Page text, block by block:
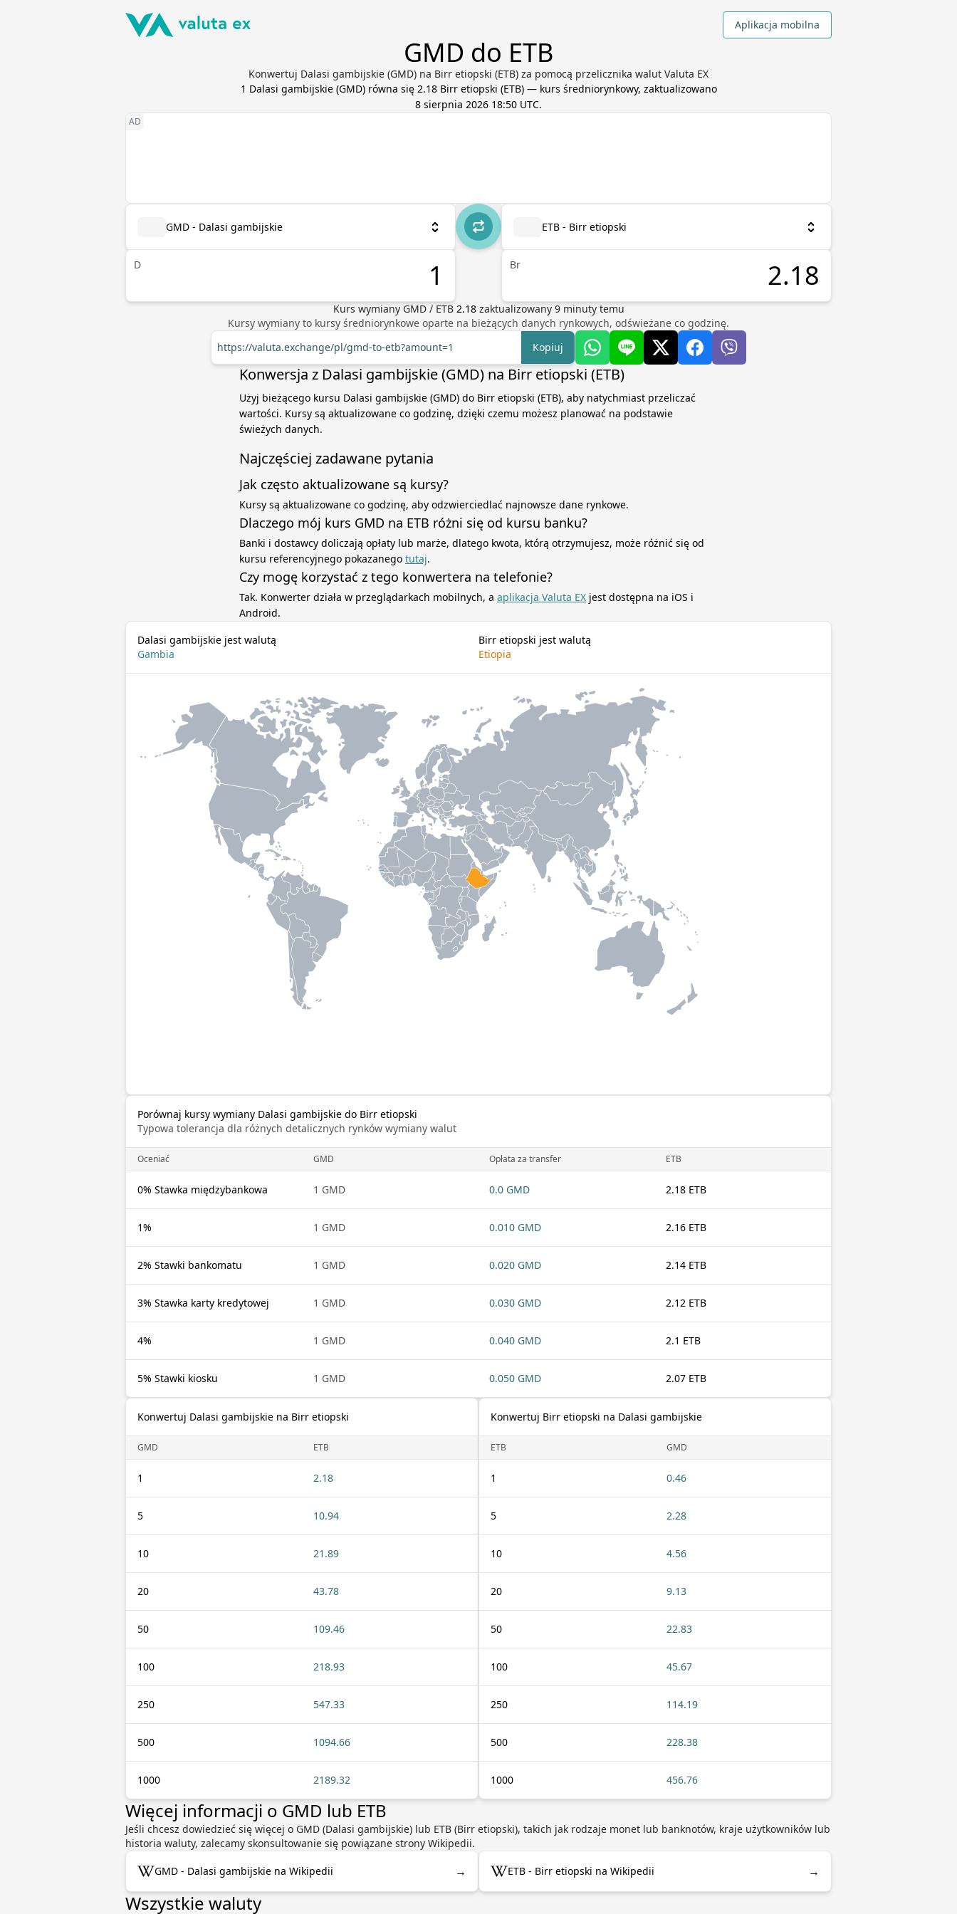
Aplikacja mobilna
GMD do ETB
Konwertuj Dalasi gambijskie (GMD) na Birr etiopski (ETB) za pomocą przelicznika walut Valuta EX
1 Dalasi gambijskie(GMD) równa się 2.18 Birr etiopski (ETB) — kurs średniorynkowy, zaktualizowano
8 sierpnia 2026 18:50 UTC.
GMD - Dalasi gambijskie
D
ETB - Birr etiopski
Br
Kurs wymiany GMD/ ETB 2.18 zaktualizowany 9minuty temu
Kursy wymiany to kursy średniorynkowe oparte na bieżących danych rynkowych, odświeżane co godzinę.
https://valuta.exchange/pl/gmd-to-etb?amount=1
Kopiuj
Konwersja z Dalasi gambijskie (GMD) na Birr etiopski (ETB)
Użyj bieżącego kursu Dalasi gambijskie (GMD) do Birr etiopski (ETB), aby natychmiast przeliczać
wartości. Kursy są aktualizowane co godzinę, dzięki czemu możesz planować na podstawie
świeżych danych.
Najczęściej zadawane pytania
Jak często aktualizowane są kursy?
Kursy są aktualizowane co godzinę, aby odzwierciedlać najnowsze dane rynkowe.
Dlaczego mój kurs GMD na ETB różni się od kursu banku?
Banki i dostawcy doliczają opłaty lub marże, dlatego kwota, którą otrzymujesz, może różnić się od
kursu referencyjnego pokazanego tutaj.
Czy mogę korzystać z tego konwertera na telefonie?
Tak. Konwerter działa w przeglądarkach mobilnych, a aplikacja Valuta EX jest dostępna na iOS i
Android.
Dalasi gambijskie jest walutą
Gambia
Birr etiopski jest walutą
Etiopia
Porównaj kursy wymiany Dalasi gambijskie do Birr etiopski
Typowa tolerancja dla różnych detalicznych rynków wymiany walut
Oceniać GMD Opłata za transfer ETB
0% Stawka międzybankowa 1 GMD 0.0 GMD 2.18 ETB
1% 1 GMD 0.010 GMD 2.16 ETB
2% Stawki bankomatu 1 GMD 0.020 GMD 2.14 ETB
3% Stawka karty kredytowej 1 GMD 0.030 GMD 2.12 ETB
4% 1 GMD 0.040 GMD 2.1 ETB
5% Stawki kiosku 1 GMD 0.050 GMD 2.07 ETB
Konwertuj Dalasi gambijskie na Birr etiopski
GMD ETB
1 2.18
5 10.94
10 21.89
20 43.78
50 109.46
100 218.93
250 547.33
500 1094.66
1000 2189.32
Konwertuj Birr etiopski na Dalasi gambijskie
ETB GMD
1 0.46
5 2.28
10 4.56
20 9.13
50 22.83
100 45.67
250 114.19
500 228.38
1000 456.76
Więcej informacji o GMD lub ETB
Jeśli chcesz dowiedzieć się więcej o GMD (Dalasi gambijskie) lub ETB (Birr etiopski), takich jak rodzaje monet lub banknotów, kraje użytkowników lub
historia waluty, zalecamy skonsultowanie się powiązane strony Wikipedii.
GMD - Dalasi gambijskie na Wikipedii → ETB - Birr etiopski na Wikipedii →
Wszystkie waluty